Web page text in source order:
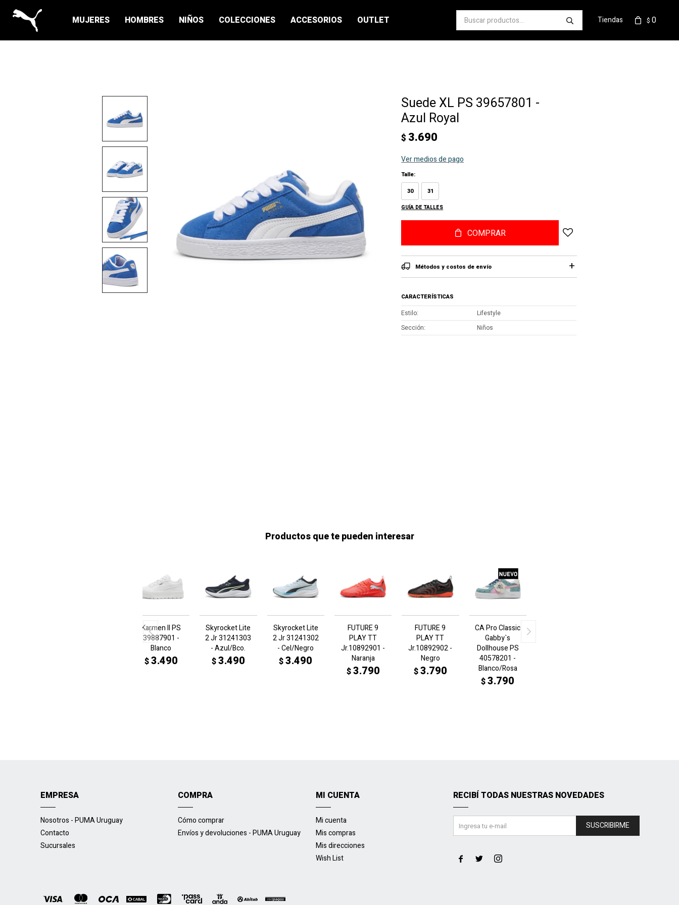
MUJERES HOMBRES NIÑOS COLECCIONES ACCESORIOS OUTLET $ 0
Tiendas
Suede XL PS 39657801 -
Azul Royal
$ 3.690
Ver medios de pago
Talle:
30
31
GUÍA DE TALLES
COMPRAR
Métodos y costos de envío
CARACTERÍSTICAS
Estilo
Lifestyle
Sección
Niños
Productos que te pueden interesar
Karmen II PS
39887901 -
Blanco
$3.490
Skyrocket Lite
2 Jr 31241303
- Azul/Bco.
$3.490
Skyrocket Lite
2 Jr 31241302
- Cel/Negro
$3.490
FUTURE 9
PLAY TT
Jr.10892901 -
Naranja
$3.790
FUTURE 9
PLAY TT
Jr.10892902 -
Negro
$3.790
CA Pro Classic
Gabby`s
Dollhouse PS
40578201 -
Blanco/Rosa
$3.790
EMPRESA
Nosotros - PUMA Uruguay
Contacto
Sucursales
COMPRA
Cómo comprar
Envíos y devoluciones - PUMA Uruguay
MI CUENTA
Mi cuenta
Mis compras
Mis direcciones
Wish List
RECIBÍ TODAS NUESTRAS NOVEDADES
SUSCRIBIRME
  